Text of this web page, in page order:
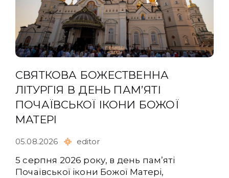
СВЯТКОВА БОЖЕСТВЕННА
ЛІТУРГІЯ В ДЕНЬ ПАМʼЯТІ
ПОЧАЇВСЬКОЇ ІКОНИ БОЖОЇ
МАТЕРІ
05.08.2026 editor
5 серпня 2026 року, в день памʼяті
Почаївської ікони Божої Матері,